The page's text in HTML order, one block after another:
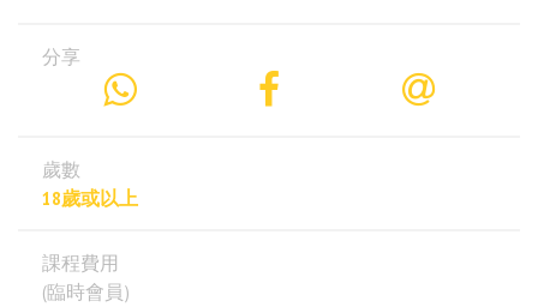
分享
歲數
18歲或以上
課程費用
(臨時會員)